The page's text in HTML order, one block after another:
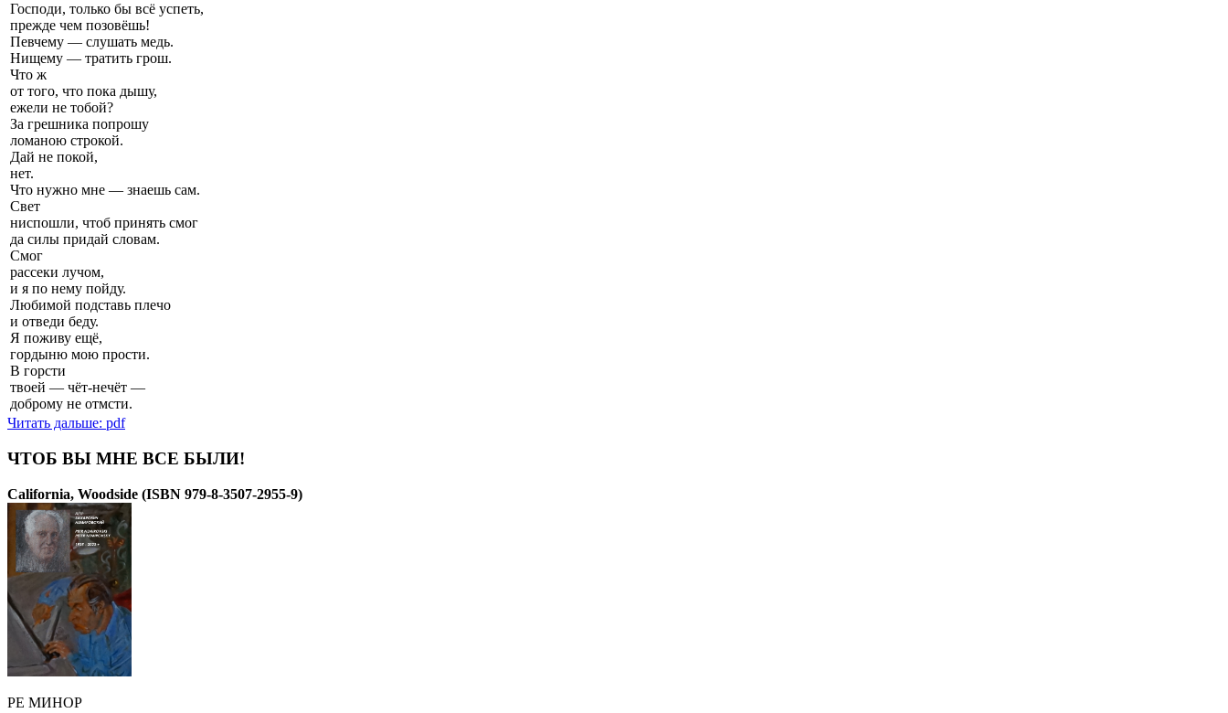
Господи, только бы всё успеть,
прежде чем позовёшь!
Певчему — слушать медь.
Нищему — тратить грош.
Что ж
от того, что пока дышу,
ежели не тобой?
За грешника попрошу
ломаною строкой.
Дай не покой,
нет.
Что нужно мне — знаешь сам.
Свет
ниспошли, чтоб принять смог
да силы придай словам.
Смог
рассеки лучом,
и я по нему пойду.
Любимой подставь плечо
и отведи беду.
Я поживу ещё,
гордыню мою прости.
В горсти
твоей — чёт-нечёт —
доброму не отмсти.
Читать дальше: pdf
ЧТОБ ВЫ МНЕ ВСЕ БЫЛИ!
California, Woodside (ISBN 979-8-3507-2955-9)
РЕ МИНОР